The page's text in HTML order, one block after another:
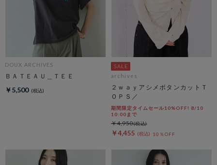
DOUX ARCHIVES
ＢＡＴＥＡＵ＿ＴＥＥ
￥5,500
archives
２ｗａｙアシメボタンカットＴ
ＯＰＳ／
期間限定タイムセール10%OFF! 8/10
10:00まで
￥4,455 10％OFF
￥4,950